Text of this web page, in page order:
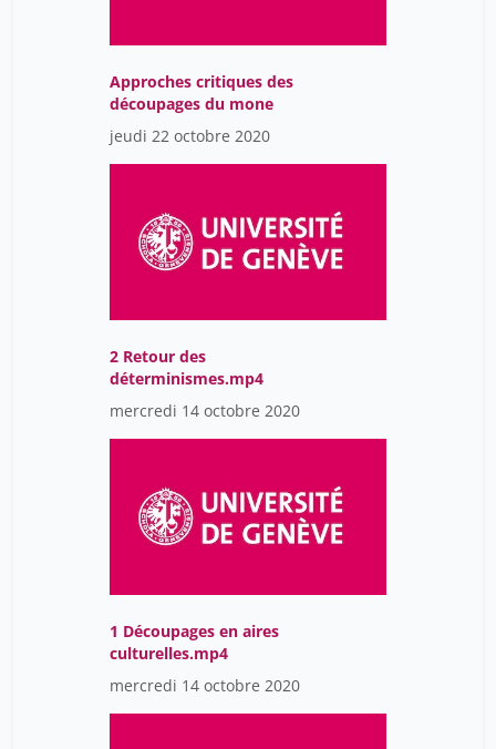
Approches critiques des
découpages du mone
jeudi 22 octobre 2020
2 Retour des
déterminismes.mp4
mercredi 14 octobre 2020
1 Découpages en aires
culturelles.mp4
mercredi 14 octobre 2020